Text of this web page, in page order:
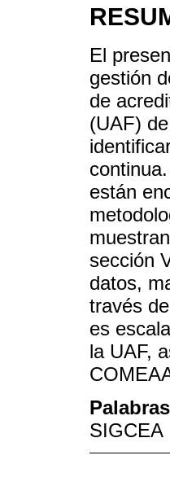
El
gestión
de
(UAF)
están
sección
datos,
través
es
la UAF,
SIGCEA